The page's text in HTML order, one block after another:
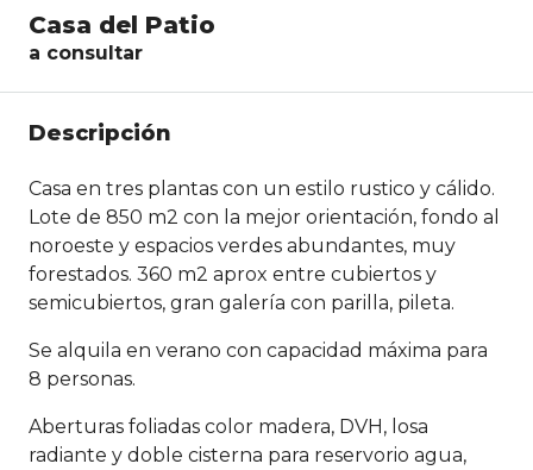
Casa del Patio
a consultar
Descripción
Casa en tres plantas con un estilo rustico y cálido.
Lote de 850 m2 con la mejor orientación, fondo al
noroeste y espacios verdes abundantes, muy
forestados. 360 m2 aprox entre cubiertos y
semicubiertos, gran galería con parilla, pileta.
Se alquila en verano con capacidad máxima para
8 personas.
Aberturas foliadas color madera, DVH, losa
radiante y doble cisterna para reservorio agua,